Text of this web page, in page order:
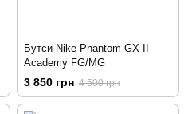
Бутси Nike Phantom GX II
Academy FG/MG
3 850 грн 4 500 грн